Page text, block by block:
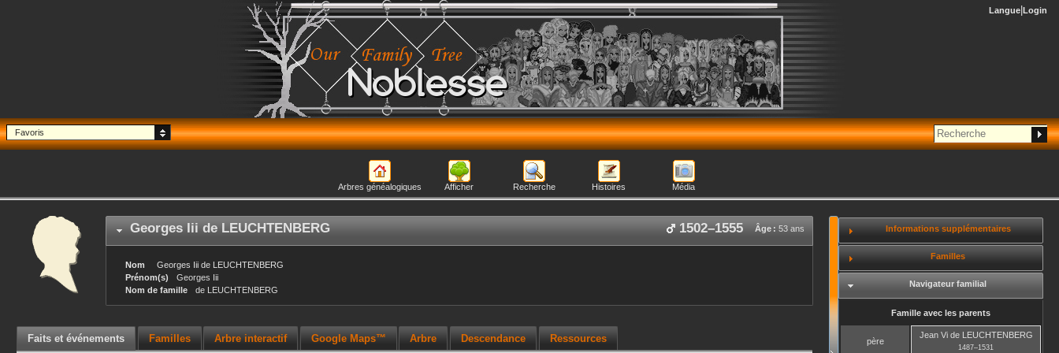
Noblesse
Langue Login
Favoris
Arbres généalogiques Afficher Recherche Histoires Média
Georges Iii de LEUCHTENBERG Âge : 53 ans
1502–1555
Nom Georges Iii de LEUCHTENBERG
Prénom(s)
Georges Iii
Nom de famille
de LEUCHTENBERG
Faits et événements Familles Arbre interactif Google Maps™ Arbre Descendance Ressources
Informations supplémentaires
Familles
Navigateur familial
Famille avec les parents
père
Jean Vide LEUCHTENBERG
1487–1531